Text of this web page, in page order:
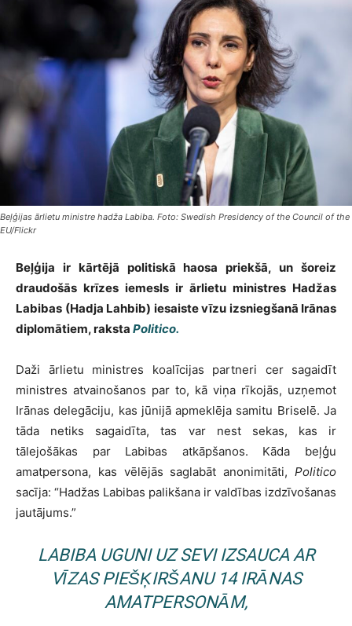
Beļģijas ārlietu ministre hadža Labiba. Foto: Swedish Presidency of the Council of the
EU/Flickr
Beļģija ir kārtējā politiskā haosa priekšā, un šoreiz
draudošās krīzes iemesls ir ārlietu ministres Hadžas
Labibas (Hadja Lahbib) iesaiste vīzu izsniegšanā Irānas
diplomātiem, raksta Politico.
Daži ārlietu ministres koalīcijas partneri cer sagaidīt
ministres atvainošanos par to, kā viņa rīkojās, uzņemot
Irānas delegāciju, kas jūnijā apmeklēja samitu Briselē. Ja
tāda netiks sagaidīta, tas var nest sekas, kas ir
tālejošākas par Labibas atkāpšanos. Kāda beļģu
amatpersona, kas vēlējās saglabāt anonimitāti, Politico
sacīja: “Hadžas Labibas palikšana ir valdības izdzīvošanas
jautājums.”
LABIBA UGUNI UZ SEVI IZSAUCA AR
VĪZAS PIEŠĶIRŠANU 14 IRĀNAS
AMATPERSONĀM,